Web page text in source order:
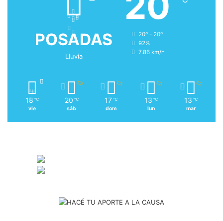
POSADAS
Lluvia
20º - 20º
92%
7.86 km/h
18 ℃
vie
20 ℃
sáb
17 ℃
dom
13 ℃
lun
13 ℃
mar